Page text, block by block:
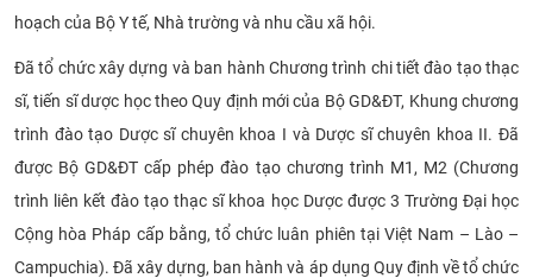
hoạch của Bộ Y tế, Nhà trường và nhu cầu xã hội.
Đã tổ chức xây dựng và ban hành Chương trình chi tiết đào tạo thạc
sĩ, tiến sĩ dược học theo Quy định mới của Bộ GD&ĐT, Khung chương
trình đào tạo Dược sĩ chuyên khoa I và Dược sĩ chuyên khoa II. Đã
được Bộ GD&ĐT cấp phép đào tạo chương trình M1, M2 (Chương
trình liên kết đào tạo thạc sĩ khoa học Dược được 3 Trường Đại học
Cộng hòa Pháp cấp bằng, tổ chức luân phiên tại Việt Nam – Lào –
Campuchia). Đã xây dựng, ban hành và áp dụng Quy định về tổ chức